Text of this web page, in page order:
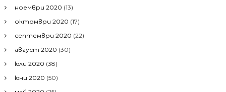
ноември 2020 (13)
октомври 2020 (17)
септември 2020 (22)
август 2020 (30)
юли 2020 (38)
юни 2020 (50)